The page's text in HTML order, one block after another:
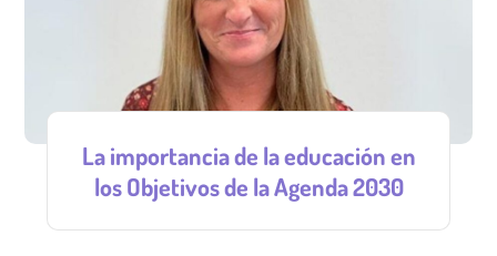
La importancia de la educación en
los Objetivos de la Agenda 2030